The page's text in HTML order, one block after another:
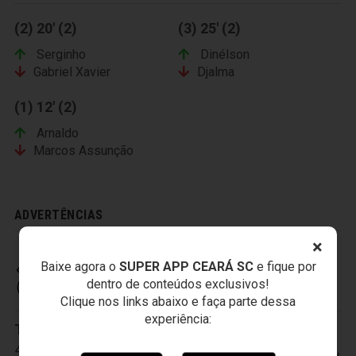
×
Baixe agora o SUPER APP CEARÁ SCe fique por
dentro de conteúdos exclusivos!
Clique nos links abaixo e faça parte dessa
experiência:
(2) 20' (2)
Serginho
Gabriel Xavier
(3) 25' (2)
Dinélson
Djalma
(1) 12' (2)
Arnaldo
Marcos Assunção
ADVERTÊNCIAS
CEARÁ SPORTING CLUB
Titulares: 2-Samuel Xavier
4-Alex Lima,5-João Marcos,6-Vicente,7-Eduardo
,